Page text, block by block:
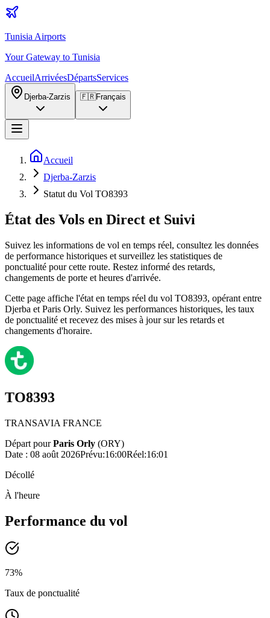
Tunisia Airports
Your Gateway to Tunisia
AccueilArrivéesDépartsServices
Djerba-Zarzis 🇫🇷Français
Accueil
Djerba-Zarzis
Statut du Vol TO8393
État des Vols en Direct et Suivi
Suivez les informations de vol en temps réel, consultez les données
de performance historiques et surveillez les statistiques de
ponctualité pour cette route. Restez informé des retards,
changements de porte et heures d'arrivée.
Cette page affiche l'état en temps réel du vol TO8393, opérant entre
Djerba et Paris Orly. Suivez les performances historiques, les taux
de ponctualité et recevez des mises à jour sur les retards et
changements d'horaire.
TO8393
TRANSAVIA FRANCE
Départ pour Paris Orly (ORY)
Date : 08 août 2026Prévu:16:00Réel:16:01
Décollé
À l'heure
Performance du vol
73%
Taux de ponctualité